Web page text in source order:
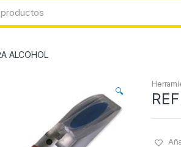
ALCOHOL
🔍